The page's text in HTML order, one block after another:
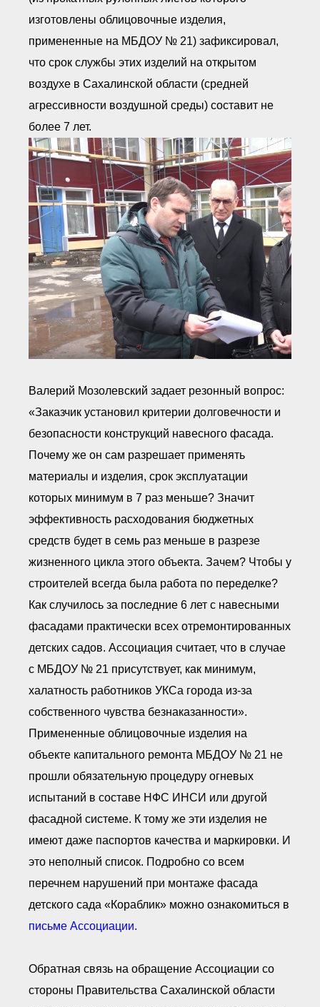
изготовлены облицовочные изделия,
примененные на МБДОУ № 21) зафиксировал,
что срок службы этих изделий на открытом
воздухе в Сахалинской области (средней
агрессивности воздушной среды) составит не
более 7 лет.
Валерий Мозолевский задает резонный вопрос:
«Заказчик установил критерии долговечности и
безопасности конструкций навесного фасада.
Почему же он сам разрешает применять
материалы и изделия, срок эксплуатации
которых минимум в 7 раз меньше? Значит
эффективность расходования бюджетных
средств будет в семь раз меньше в разрезе
жизненного цикла этого объекта. Зачем? Чтобы у
строителей всегда была работа по переделке?
Как случилось за последние 6 лет с навесными
фасадами практически всех отремонтированных
детских садов. Ассоциация считает, что в случае
с МБДОУ № 21 присутствует, как минимум,
халатность работников УКСа города из-за
собственного чувства безнаказанности».
Примененные облицовочные изделия на
объекте капитального ремонта МБДОУ № 21 не
прошли обязательную процедуру огневых
испытаний в составе НФС ИНСИ или другой
фасадной системе. К тому же эти изделия не
имеют даже паспортов качества и маркировки. И
это неполный список. Подробно со всем
перечнем нарушений при монтаже фасада
детского сада «Кораблик» можно ознакомиться в
письме Ассоциации.
Обратная связь на обращение Ассоциации со
стороны Правительства Сахалинской области